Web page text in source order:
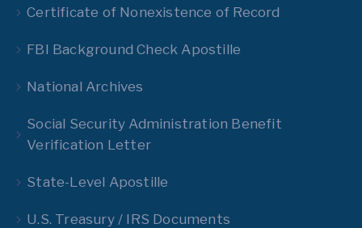
Certificate of Nonexistence of Record
FBI Background Check Apostille
National Archives
Social Security Administration Benefit
Verification Letter
State-Level Apostille
U.S. Treasury / IRS Documents